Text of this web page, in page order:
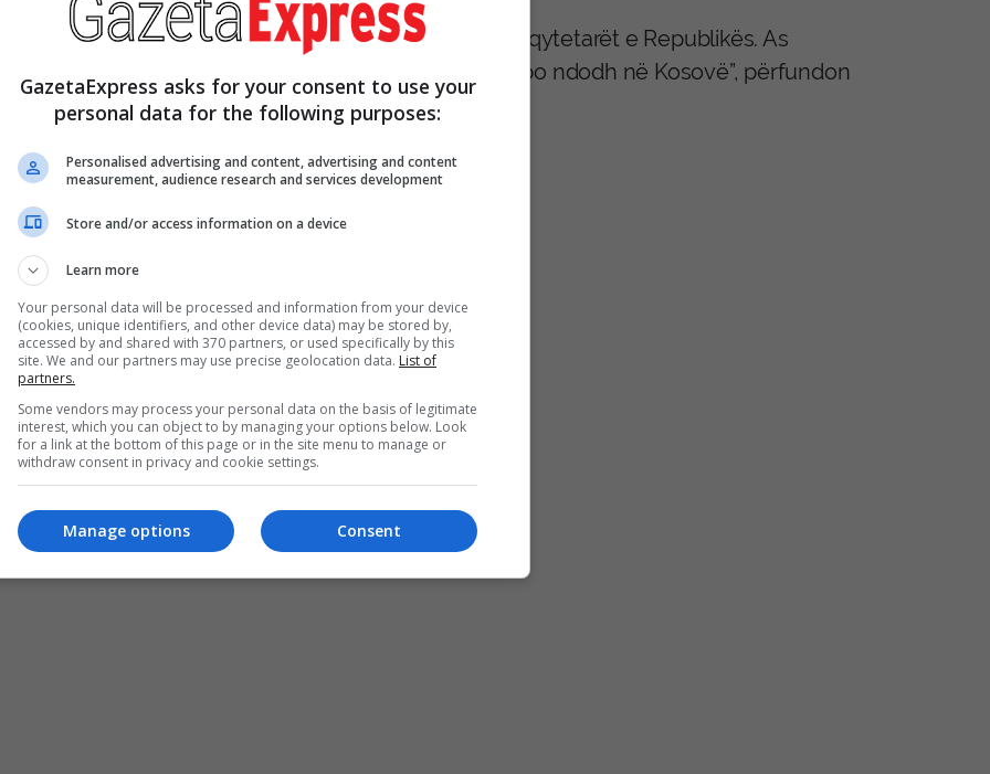
megjithatë, nuk do ta ndalë komunikimin tonë me qytetarët e Republikës. As
e rreme. As propaganda. As frika nga bashkimi që po ndodh në Kosovë”, përfundon
GazetaExpress asks for your consent to use your
personal data for the following purposes:
Personalised advertising and content, advertising and content
measurement, audience research and services development
Store and/or access information on a device
Learn more
Your personal data will be processed and information from your device
(cookies, unique identifiers, and other device data) may be stored by,
accessed by and shared with 370 partners, or used specifically by this
site. We and our partners may use precise geolocation data. List of
partners.
Some vendors may process your personal data on the basis of legitimate
interest, which you can object to by managing your options below. Look
for a link at the bottom of this page or in the site menu to manage or
withdraw consent in privacy and cookie settings.
Consent
Manage options